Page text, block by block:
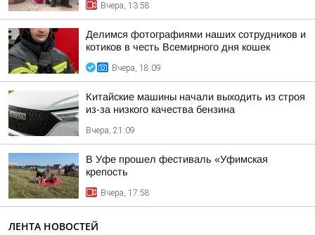
Вчера, 13:58
Делимся фотографиями наших сотрудников и
котиков в честь Всемирного дня кошек
Вчера, 18:09
Китайские машины начали выходить из строя
из-за низкого качества бензина
Вчера, 21:09
В Уфе прошел фестиваль «Уфимская
крепость
Вчера, 17:58
ЛЕНТА НОВОСТЕЙ